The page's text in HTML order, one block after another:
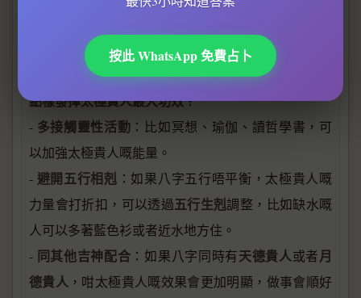
：當你八字有 、
機會逢凶化吉。
點樣發揮太極貴人最大功效？
- 多接觸靈性活動 ：比如冥想、瑜伽、讀哲學書，可
以加強太極貴人嘅能量。
- 避開五行相剋 ：如果八字五行唔平衡，太極貴人嘅
力量會打折扣，可以透過五行生剋調整，比如缺水嘅
人可以多著藍色衫或者近水地方住。
- 同其他吉神配合 ：如果八字同時有天德貴人或者月
德貴人 ，咁太極貴人嘅效果會更加明顯，做事會順好
按此 WhatsApp 免費占卜